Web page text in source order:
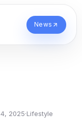
News
2025·Lifestyle